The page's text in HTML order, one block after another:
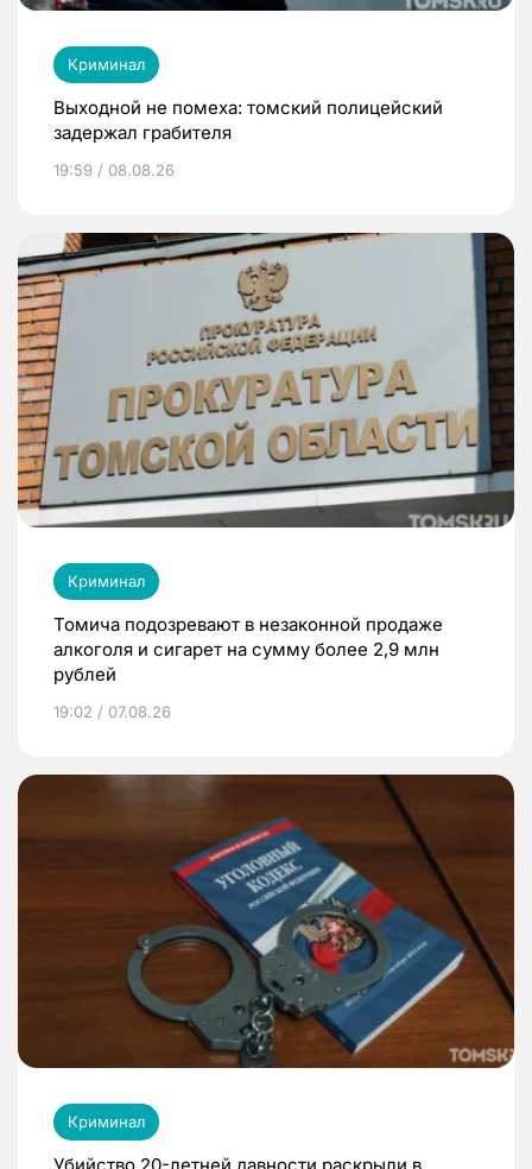
Криминал
Выходной не помеха: томский полицейский
задержал грабителя
19:59 / 08.08.26
Криминал
Томича подозревают в незаконной продаже
алкоголя и сигарет на сумму более 2,9 млн
рублей
19:02 / 07.08.26
Криминал